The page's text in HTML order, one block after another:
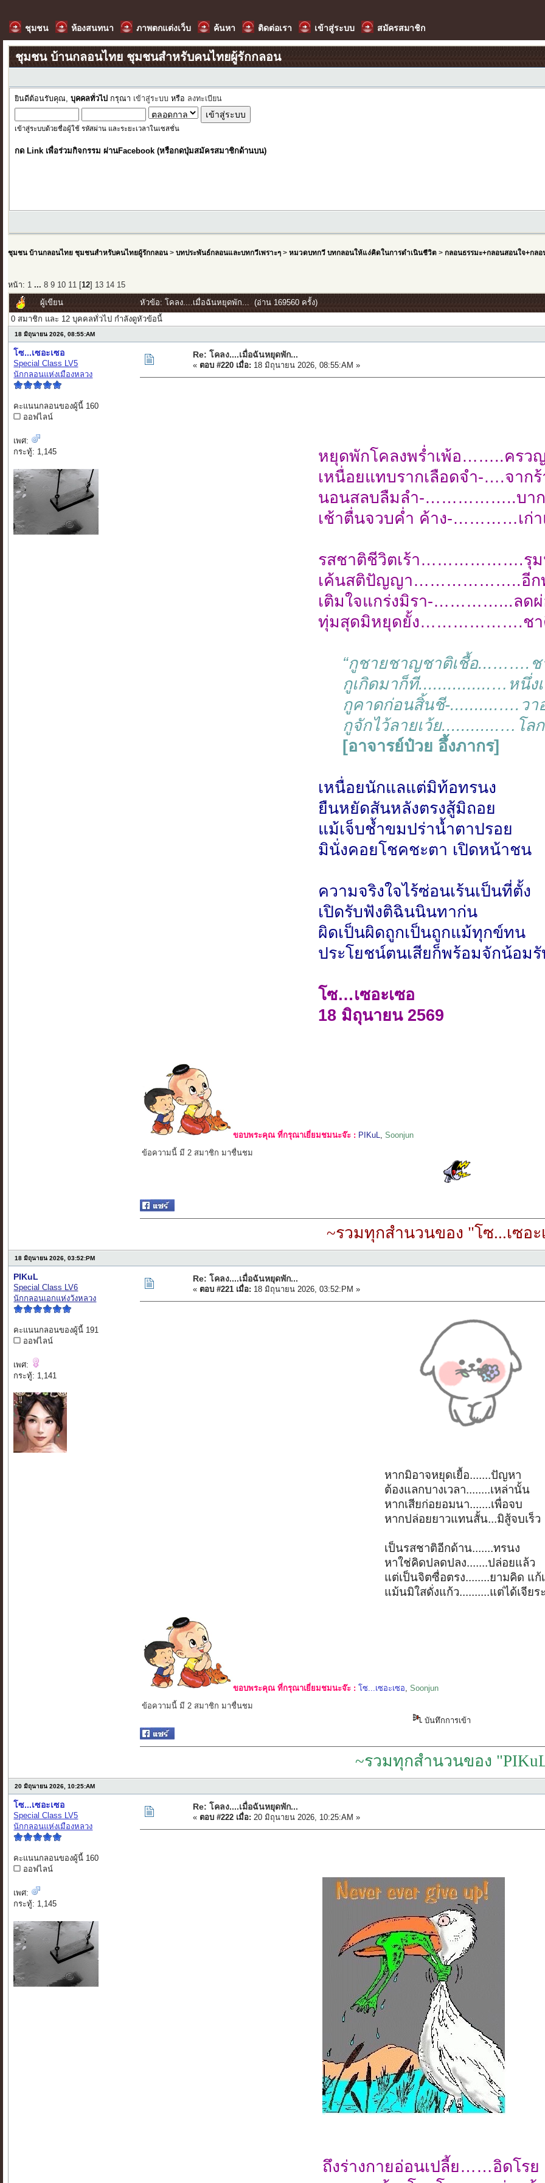
ชุมชน ห้องสนทนา ภาพตกแต่งเว็บ ค้นหา ติดต่อเรา เข้าสู่ระบบ สมัครสมาชิก
ชุมชน บ้านกลอนไทย ชุมชนสำหรับคนไทยผู้รักกลอน
ยินดีต้อนรับคุณ,บุคคลทั่วไป กรุณา เข้าสู่ระบบ หรือ ลงทะเบียน
เข้าสู่ระบบด้วยชื่อผู้ใช้ รหัสผ่าน และระยะเวลาในเซสชั่น
กด Link เพื่อร่วมกิจกรรม ผ่านFacebook (หรือกดปุ่มสมัครสมาชิกด้านบน)
ชุมชน บ้านกลอนไทย ชุมชนสำหรับคนไทยผู้รักกลอน >บทประพันธ์กลอนและบทกวีเพราะๆ >หมวดบทกวี บทกลอนให้แง่คิดในการดำเนินชีวิต >กลอนธรรมะ+กลอนสอนใจ+กล
หน้า: 1 ...8 9 10 11 [12 13 14 15
ผู้เขียน
หัวข้อ: โคลง....เมื่อฉันหยุดพัก... (อ่าน 169560 ครั้ง)
0 สมาชิก และ 12 บุคคลทั่วไป กำลังดูหัวข้อนี้
18 มิถุนายน 2026, 08:55:AM
โซ...เซอะเซอ
Special Class LV5
นักกลอนแห่งเมืองหลวง
คะแนนกลอนของผู้นี้ 160
ออฟไลน์
เพศ:
กระทู้: 1,145
Re: โคลง....เมื่อฉันหยุดพัก...
« ตอบ #220 เมื่อ: 18 มิถุนายน 2026, 08:55:AM »
หยุดพักโคลงพร่ำเพ้อ……..ครว
เหนื่อยแทบรากเลือดจำ-….จากร้
นอนสลบลืมลำ-……………..บา
เช้าตื่นจวบค่ำ ค้าง-…………เก่
รสชาติชีวิตเร้า……………….รุม
เค้นสติปัญญา………………..อีก
เติมใจแกร่งมิรา-…………...ลด
ทุ่มสุดมิหยุดยั้ง……………….ชาติ
“กูชายชาญชาติเชื้อ...…….ช
กูเกิดมาก็ที...............…หนึ่ง
กูคาดก่อนสิ้นชี-..........….วา
กูจักไว้ลายเว้ย............…โลก
[อาจารย์ป๋วย อึ้งภากร]
เหนื่อยนักแลแต่มิท้อทรนง
ยืนหยัดสันหลังตรงสู้มิถอย
แม้เจ็บช้ำขมปร่าน้ำตาปรอย
มินั่งคอยโชคชะตา เปิดหน้าชน
ความจริงใจไร้ซ่อนเร้นเป็นที่ตั้ง
เปิดรับฟังติฉินนินทาก่น
ผิดเป็นผิดถูกเป็นถูกแม้ทุกข์ทน
ประโยชน์ตนเสียก็พร้อมจักน้อม
โซ…เซอะเซอ
18 มิถุนายน 2569
ขอบพระคุณ ที่กรุณาเยี่ยมชมนะจ๊ะ : PIKuL,Soonjun
ข้อความนี้ มี 2 สมาชิก มาชื่นชม
~รวมทุกสำนวนของ "โซ...เซอ
18 มิถุนายน 2026, 03:52:PM
PIKuL
Special Class LV6
นักกลอนเอกแห่งวังหลวง
คะแนนกลอนของผู้นี้ 191
ออฟไลน์
เพศ:
กระทู้: 1,141
Re: โคลง....เมื่อฉันหยุดพัก...
« ตอบ #221 เมื่อ: 18 มิถุนายน 2026, 03:52:PM »
หากมิอาจหยุดเยื้อ.......ปัญหา
ต้องแลกบางเวลา........เหล่านั้น
หากเสียก่อยอมนา.......เพื่อจบ
หากปล่อยยาวแทนสั้น...มิสู้จบเร็ว
เป็นรสชาติอีกด้าน.......ทรนง
หาใช่คิดปลดปลง.......ปล่อยแล้ว
แต่เป็นจิตซื่อตรง........ยามคิด แก้
แม้นมิใสดั่งแก้ว..........แต่ได้เจียร
ขอบพระคุณ ที่กรุณาเยี่ยมชมนะจ๊ะ : โซ...เซอะเซอ,Soonjun
ข้อความนี้ มี 2 สมาชิก มาชื่นชม
บันทึกการเข้า
~รวมทุกสำนวนของ
20 มิถุนายน 2026, 10:25:AM
โซ...เซอะเซอ
Special Class LV5
นักกลอนแห่งเมืองหลวง
คะแนนกลอนของผู้นี้ 160
ออฟไลน์
เพศ:
กระทู้: 1,145
Re: โคลง....เมื่อฉันหยุดพัก...
« ตอบ #222 เมื่อ: 20 มิถุนายน 2026, 10:25:AM »
ถึงร่างกายอ่อนเปลี้ย……อิดโรย